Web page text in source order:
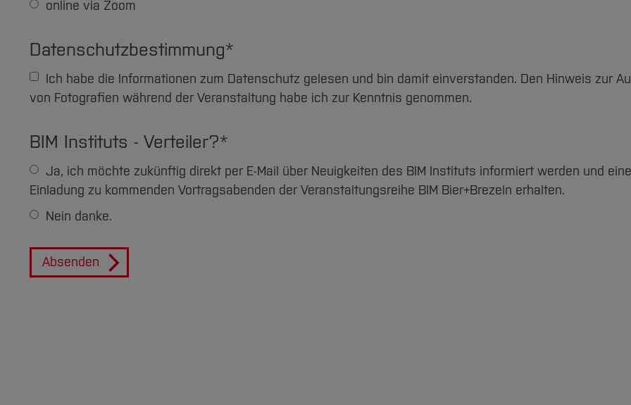
online via Zoom
Datenschutzbestimmung*
von Fotografien während der Veranstaltung habe ich zur Kenntnis genommen.
BIM Instituts - Verteiler?*
Einladung zu kommenden Vortragsabenden der Veranstaltungsreihe BIM Bier+Brezeln erhalten.
Nein danke.
Absenden